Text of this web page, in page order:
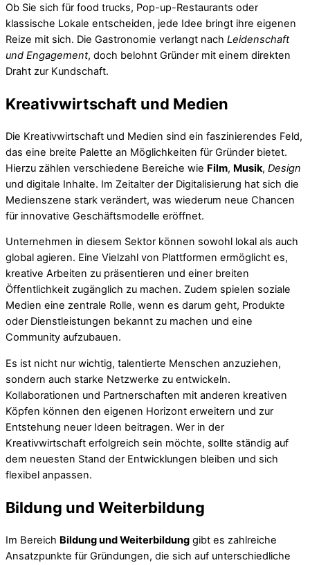
Ob Sie sich für food trucks, Pop-up-Restaurants oder
klassische Lokale entscheiden, jede Idee bringt ihre eigenen
Reize mit sich. Die Gastronomie verlangt nach Leidenschaft
und Engagement, doch belohnt Gründer mit einem direkten
Draht zur Kundschaft.
Kreativwirtschaft und Medien
Die Kreativwirtschaft und Medien sind ein faszinierendes Feld,
das eine breite Palette an Möglichkeiten für Gründer bietet.
Hierzu zählen verschiedene Bereiche wie Film, Musik, Design
und digitale Inhalte. Im Zeitalter der Digitalisierung hat sich die
Medienszene stark verändert, was wiederum neue Chancen
für innovative Geschäftsmodelle eröffnet.
Unternehmen in diesem Sektor können sowohl lokal als auch
global agieren. Eine Vielzahl von Plattformen ermöglicht es,
kreative Arbeiten zu präsentieren und einer breiten
Öffentlichkeit zugänglich zu machen. Zudem spielen soziale
Medien eine zentrale Rolle, wenn es darum geht, Produkte
oder Dienstleistungen bekannt zu machen und eine
Community aufzubauen.
Es ist nicht nur wichtig, talentierte Menschen anzuziehen,
sondern auch starke Netzwerke zu entwickeln.
Kollaborationen und Partnerschaften mit anderen kreativen
Köpfen können den eigenen Horizont erweitern und zur
Entstehung neuer Ideen beitragen. Wer in der
Kreativwirtschaft erfolgreich sein möchte, sollte ständig auf
dem neuesten Stand der Entwicklungen bleiben und sich
flexibel anpassen.
Bildung und Weiterbildung
Im Bereich Bildung und Weiterbildung gibt es zahlreiche
Ansatzpunkte für Gründungen, die sich auf unterschiedliche